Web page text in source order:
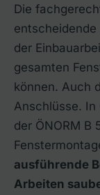
Die
entscheidende
der
gesamten
können. Auch
Anschlüsse.
der ÖNORM B
ausführende
Arbeiten